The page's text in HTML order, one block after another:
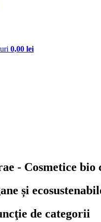
0,00 lei
- Cosmetice bio
și
de categorii